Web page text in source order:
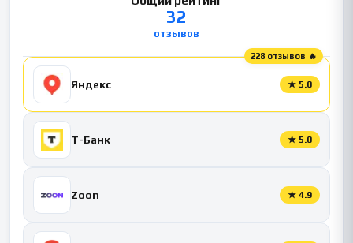
32
отзывов
228 отзывов 🔥
Яндекс ★ 5.0
Т-Банк ★ 5.0
Zoon ★ 4.9